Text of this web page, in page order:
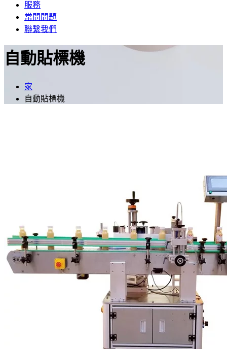
服務
常問問題
聯繫我們
自動貼標機
家
自動貼標機